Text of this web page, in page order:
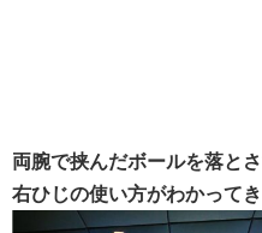
両腕で挟んだボールを落とさ
右ひじの使い方がわかって